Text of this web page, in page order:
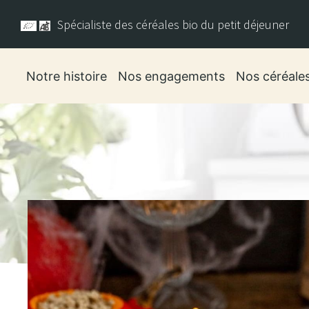
Spécialiste des céréales bio du petit déjeuner
Notre histoire Nos engagements Nos